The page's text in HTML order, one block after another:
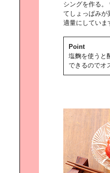
シングを作る。
てしょっぱみが
適量にしていま
Point
塩麴を使うと
できるのでオ
生活を楽しくする
自転車で巡る、ぐ
憧れのパリ、｜